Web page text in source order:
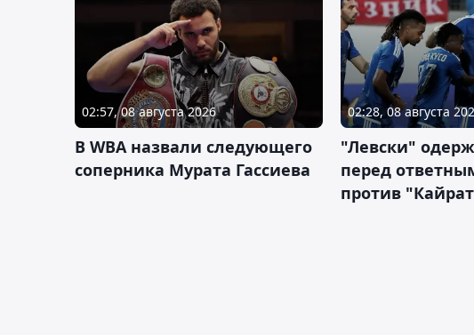
02:57, 08 августа 2026
В WBA назвали следующего
соперника Мурата Гассиева
02:28, 08 августа
"Левски"
перед
против